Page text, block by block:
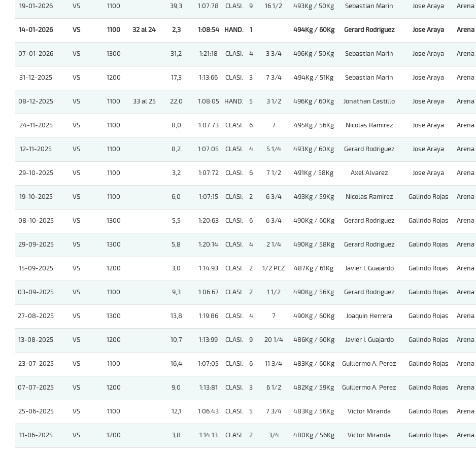
19-01-2026 VS 1100 39,3 1:07:78 CLASI. 9 16 1/2 493Kg / 50Kg Sebastian Marin Jose Araya Arena
14-01-2026 VS 1100 32 al 24 2,3 1:08:54 HAND. 1 494Kg / 60Kg Gerard Rodriguez Jose Araya Arena
07-01-2026 VS 1300 31,2 1:21:18 CLASI. 4 3 3/4 496Kg / 50Kg Sebastian Marin Jose Araya Arena
31-12-2025 VS 1200 17,3 1:13:66 CLASI. 3 7 3/4 494Kg / 51Kg Sebastian Marin Jose Araya Arena
08-12-2025 VS 1100 33 al 25 22,0 1:08:05 HAND. 5 3 1/2 496Kg / 60Kg Jonathan Castillo Jose Araya Arena
24-11-2025 VS 1100 8,0 1:07:73 CLASI. 6 7 495Kg / 56Kg Nicolas Ramirez Jose Araya Arena
12-11-2025 VS 1100 8,2 1:07:05 CLASI. 4 5 1/4 493Kg / 60Kg Gerard Rodriguez Jose Araya Arena
29-10-2025 VS 1100 3,2 1:07:72 CLASI. 6 7 1/2 491Kg / 58Kg Axel Alvarez Jose Araya Arena
19-10-2025 VS 1100 6,0 1:07:15 CLASI. 2 6 3/4 493Kg / 59Kg Nicolas Ramirez Galindo Rojas Arena
08-10-2025 VS 1300 5,5 1:20:63 CLASI. 6 6 3/4 490Kg / 60Kg Gerard Rodriguez Galindo Rojas Arena
29-09-2025 VS 1300 5,8 1:20:14 CLASI. 4 2 1/4 490Kg / 58Kg Gerard Rodriguez Galindo Rojas Arena
15-09-2025 VS 1200 3,0 1:14:93 CLASI. 2 1/2 PCZ 487Kg / 61Kg Javier I. Guajardo Galindo Rojas Arena
03-09-2025 VS 1100 9,3 1:06:67 CLASI. 2 1 1/2 490Kg / 56Kg Gerard Rodriguez Galindo Rojas Arena
27-08-2025 VS 1300 13,8 1:19:86 CLASI. 4 7 490Kg / 60Kg Joaquin Herrera Galindo Rojas Arena
13-08-2025 VS 1200 10,7 1:13:99 CLASI. 9 20 1/4 486Kg / 60Kg Javier I. Guajardo Galindo Rojas Arena
23-07-2025 VS 1100 16,4 1:07:05 CLASI. 6 11 3/4 483Kg / 60Kg Guillermo A. Perez Galindo Rojas Arena
07-07-2025 VS 1200 9,0 1:13:81 CLASI. 3 6 1/2 482Kg / 59Kg Guillermo A. Perez Galindo Rojas Arena
25-06-2025 VS 1100 12,1 1:06:43 CLASI. 5 7 3/4 483Kg / 56Kg Victor Miranda Galindo Rojas Arena
11-06-2025 VS 1200 3,8 1:14:13 CLASI. 2 3/4 480Kg / 56Kg Victor Miranda Galindo Rojas Arena